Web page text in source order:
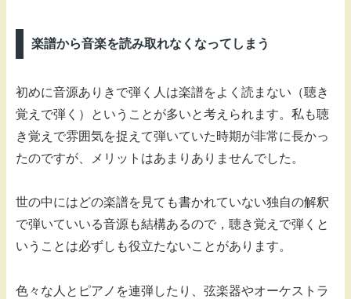
楽譜から音楽を読み取れなくなってしまう
初めに音源ありきで弾く人は楽譜をよく読まない（聴き
覚えで弾く）ということが多いと考えられます。私も聴
き覚えで雰囲気を捉えて弾いていた時期が非常に長かっ
たのですが、メリットはあまりありませんでした。
世の中にはどの楽譜を見ても書かれていない独自の解釈
で弾いていいる音源も結構あるので，聴き覚えで弾くと
いうことは必ずしも役立たないことがあります。
色々な人とピアノを連弾したり、弦楽器やオーケストラ